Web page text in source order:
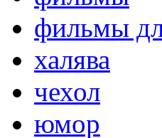
фильмы
халява
чехол
юмор